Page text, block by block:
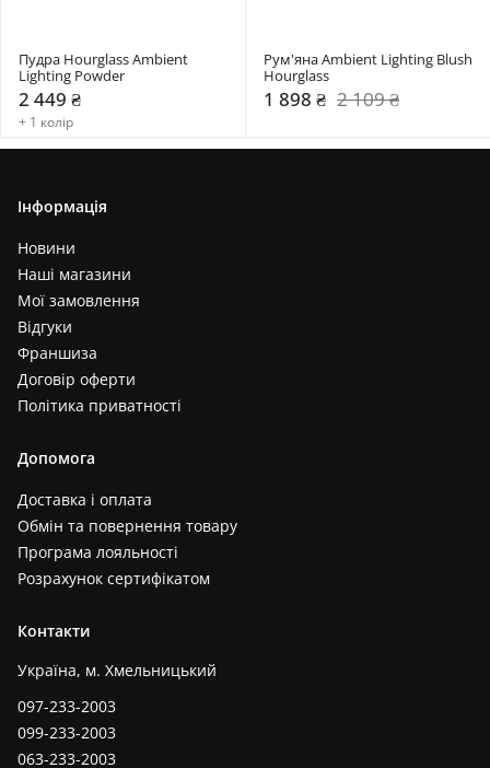
Пудра Hourglass Ambient
Lighting Powder
2 449 ₴
+ 1 колір
Рум'яна Ambient Lighting Blush
Hourglass
1 898 ₴ 2 109 ₴
Інформація
Новини
Наші магазини
Мої замовлення
Відгуки
Франшиза
Договір оферти
Політика приватності
Допомога
Доставка і оплата
Обмін та повернення товару
Програма лояльності
Розрахунок сертифікатом
Контакти
Україна, м. Хмельницький
097-233-2003
099-233-2003
063-233-2003